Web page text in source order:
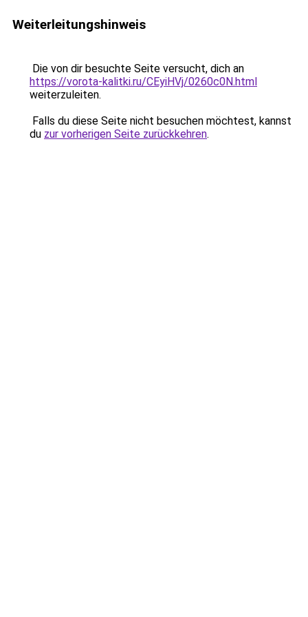
Weiterleitungshinweis
Die von dir besuchte Seite versucht, dich an
https://vorota-kalitki.ru/CEyiHVj/0260c0N.html
weiterzuleiten.
Falls du diese Seite nicht besuchen möchtest, kannst
du zur vorherigen Seite zurückkehren.